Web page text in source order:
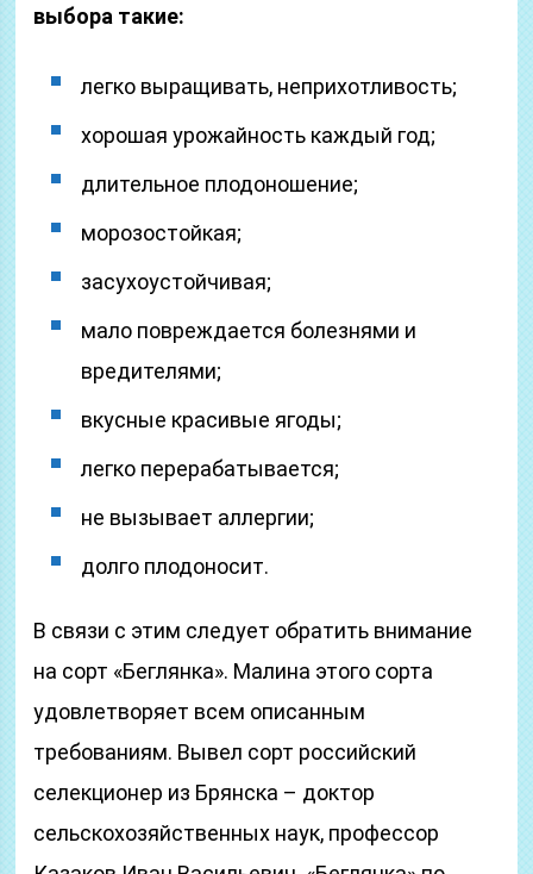
выбора такие:
легко выращивать, неприхотливость;
хорошая урожайность каждый год;
длительное плодоношение;
морозостойкая;
засухоустойчивая;
мало повреждается болезнями и
вредителями;
вкусные красивые ягоды;
легко перерабатывается;
не вызывает аллергии;
долго плодоносит.
В связи с этим следует обратить внимание
на сорт «Беглянка». Малина этого сорта
удовлетворяет всем описанным
требованиям. Вывел сорт российский
селекционер из Брянска – доктор
сельскохозяйственных наук, профессор